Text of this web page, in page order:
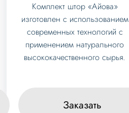
Комплект штор «Айова»
изготовлен с использованием
современных технологий с
применением натурального
высококачественного сырья.
Заказать